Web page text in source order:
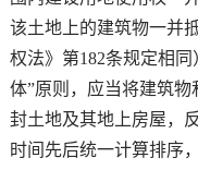
该土地上的建筑物一并
权法》第182条规定相
体”原则，应当将建筑
封土地及其地上房屋，
时间先后统一计算排序